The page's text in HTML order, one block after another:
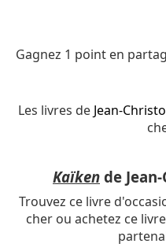
Gagnez 1 point en
Les livres de Jean-
Kaïken de
Trouvez ce livre
cher ou achetez ce